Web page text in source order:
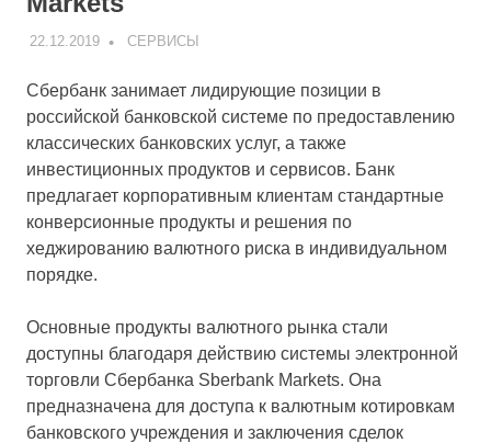
22.12.2019 V
СЕРВИСЫ
Сбербанк занимает лидирующие позиции в
российской банковской системе по предоставлению
классических банковских услуг, а также
инвестиционных продуктов и сервисов. Банк
предлагает корпоративным клиентам стандартные
конверсионные продукты и решения по
хеджированию валютного риска в индивидуальном
порядке.
Основные продукты валютного рынка стали
доступны благодаря действию системы электронной
торговли Сбербанка Sberbank Markets. Она
предназначена для доступа к валютным котировкам
банковского учреждения и заключения сделок